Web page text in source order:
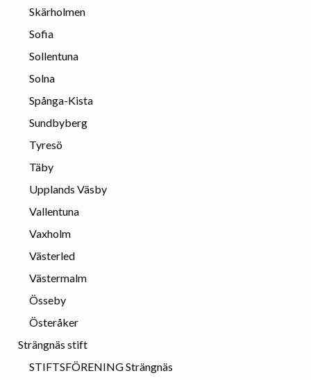
Skärholmen
Sofia
Sollentuna
Solna
Spånga-Kista
Sundbyberg
Tyresö
Täby
Upplands Väsby
Vallentuna
Vaxholm
Västerled
Västermalm
Össeby
Österåker
Strängnäs stift
STIFTSFÖRENING Strängnäs